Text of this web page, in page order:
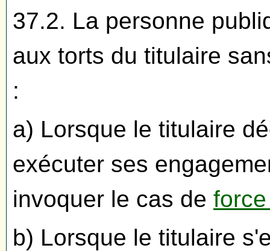
37.2. La personne
aux torts du titulaire
:
a) Lorsque le titulaire
exécuter ses
invoquer le cas de
b) Lorsque le titulaire